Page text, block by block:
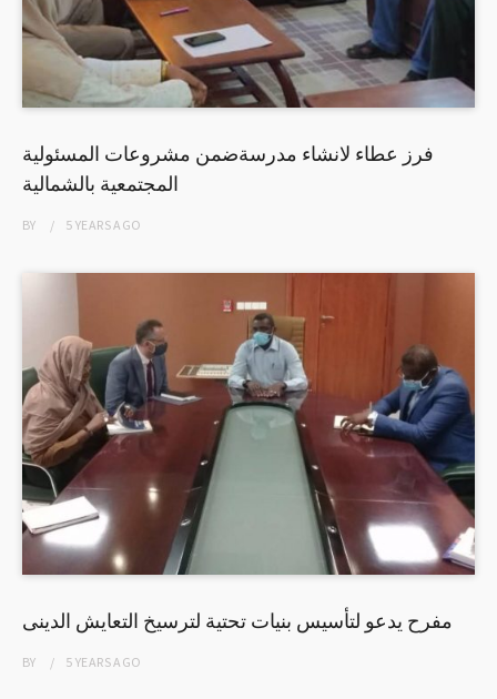
فرز عطاء لانشاء مدرسةضمن مشروعات المسئولية
المجتمعية بالشمالية
BY 5 YEARSAGO
مفرح يدعو لتأسيس بنيات تحتية لترسيخ التعايش الدينى
BY 5 YEARSAGO